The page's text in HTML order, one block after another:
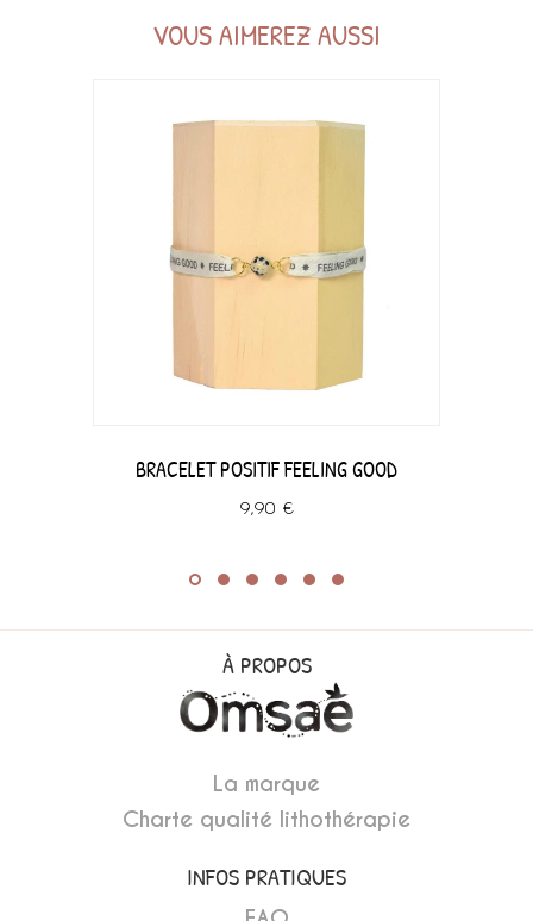
VOUS AIMEREZ AUSSI
BRACELET POSITIF FEELING GOOD
9,90 €
À PROPOS
La marque
Charte qualité lithothérapie
INFOS PRATIQUES